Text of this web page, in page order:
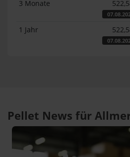
3 Monate
1 Jahr
Pellet News für